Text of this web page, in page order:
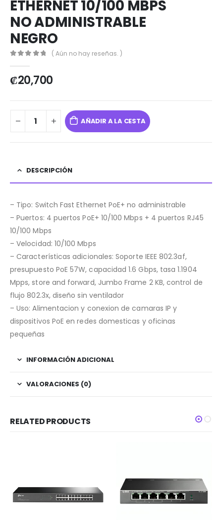
ETHERNET 10/100 MBPS
NO ADMINISTRABLE
NEGRO
( Aún no hay reseñas. )
₡20,700
AÑADIR A LA CESTA
DESCRIPCIÓN
– Tipo: Switch Fast Ethernet PoE+ no administrable
– Puertos: 4 puertos PoE+ 10/100 Mbps + 4 puertos RJ45
10/100 Mbps
– Velocidad: 10/100 Mbps
– Características adicionales: Soporte IEEE 802.3af,
presupuesto PoE 57W, capacidad 1.6 Gbps, tasa 1.1904
Mpps, store and forward, Jumbo Frame 2 KB, control de
flujo 802.3x, diseño sin ventilador
– Uso: Alimentacion y conexion de camaras IP y
dispositivos PoE en redes domesticas y oficinas
pequeñas
INFORMACIÓN ADICIONAL
VALORACIONES (0)
RELATED PRODUCTS